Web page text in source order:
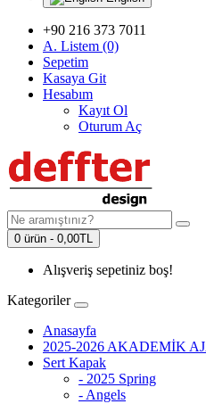
+90 216 373 7011
A. Listem (0)
Sepetim
Kasaya Git
Hesabım
Kayıt Ol
Oturum Aç
0 ürün - 0,00TL
Alışveriş sepetiniz boş!
Kategoriler
Anasayfa
2025-2026 AKADEMİK
Sert Kapak
- 2025 Spring
- Angels